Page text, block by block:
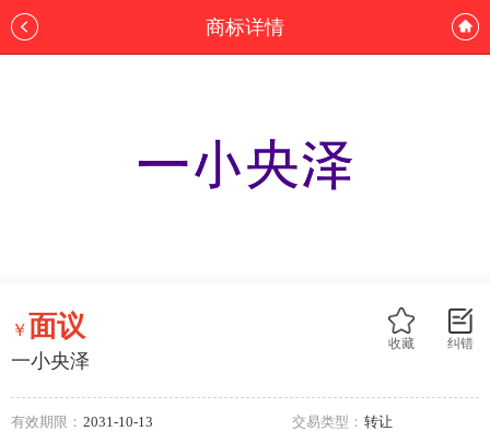
商标详情
纠错
收藏
￥面议
一小央泽
有效期限： 2031-10-13 交易类型： 转让